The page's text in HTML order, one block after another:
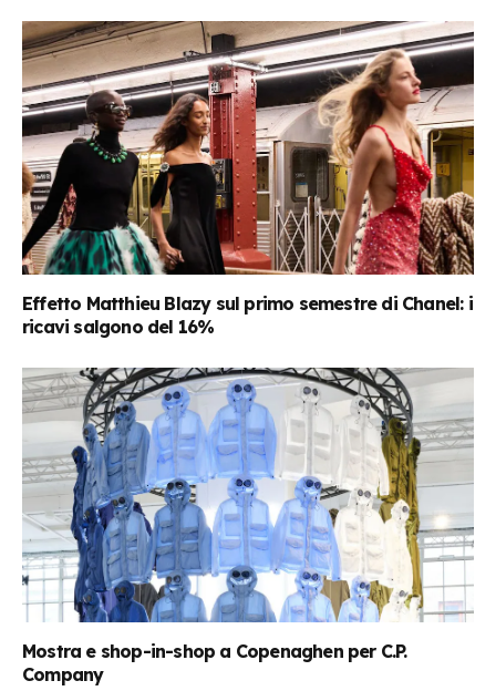
Effetto Matthieu Blazy sul primo semestre di Chanel: i
ricavi salgono del 16%
Mostra e shop-in-shop a Copenaghen per C.P.
Company